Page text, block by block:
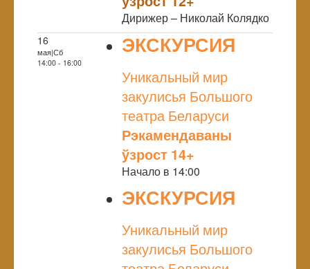
Дирижер – Николай Колядко
16
мая|Сб
14:00 - 16:00
ЭКСКУРСИЯ
Уникальный мир
закулисья Большого
театра Беларуси
Рэкамендаваны
ўзрост 14+
Начало в 14:00
ЭКСКУРСИЯ
Уникальный мир
закулисья Большого